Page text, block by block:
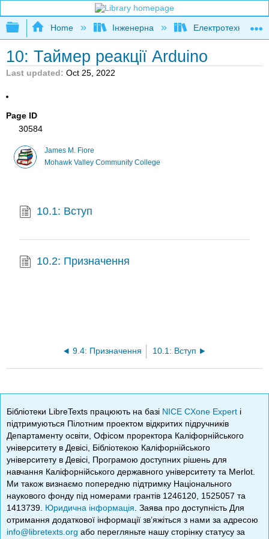
Expand/collapse global hierarchy
Home Інженерна Електротехніка
10: Таймер реакції Arduino
Last updated Oct 25, 2022
Page ID
30584
James M. Fiore
Mohawk Valley Community College
10.1: Вступ
10.2: Призначення
9.4: Призначення 10.1: Вступ
Бібліотеки LibreTexts працюють на базі NICE CXone Expert і
підтримуються Пілотним проектом відкритих підручників
Департаменту освіти, Офісом проректора Каліфорнійського
університету в Девісі, Бібліотекою Каліфорнійського
університету в Девісі, Програмою доступних рішень для
навчання Каліфорнійського державного університету та Merlot.
Ми також визнаємо попередню підтримку Національного
наукового фонду під номерами грантів 1246120, 1525057 та
1413739. Юридична інформація . Заява про доступність Для
отримання додаткової інформації зв’яжіться з нами за адресою
info@libretexts.org або перегляньте нашу сторінку статусу за